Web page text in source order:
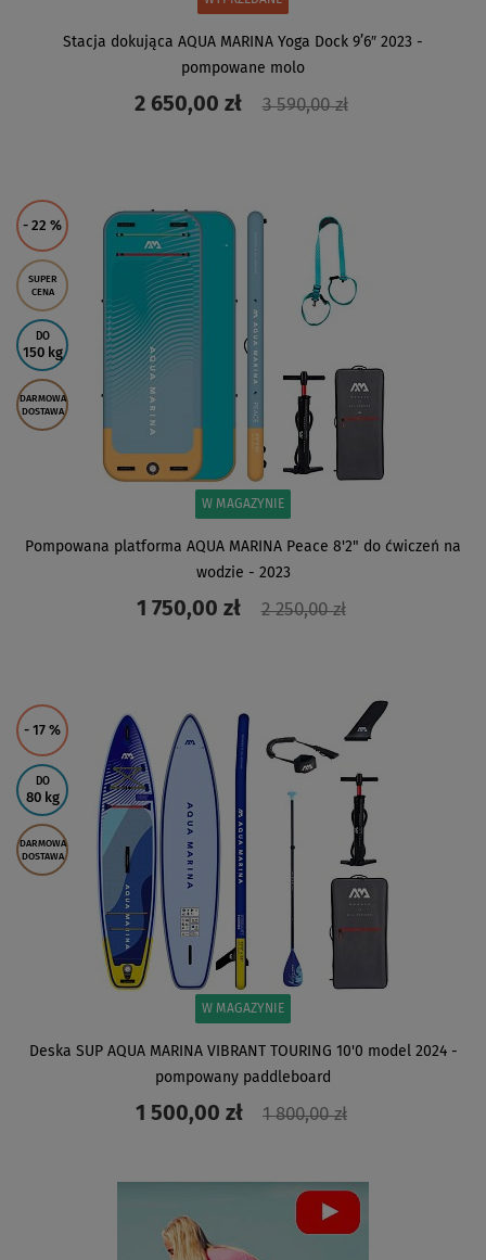
Stacja dokująca AQUA MARINA Yoga Dock 9’6″ 2023 -
pompowane molo
2 650,00 zł 3 590,00 zł
- 22 %
SUPER
CENA
DO
150 kg
DARMOWA
DOSTAWA
W MAGAZYNIE
Pompowana platforma AQUA MARINA Peace 8'2" do ćwiczeń na
wodzie - 2023
1 750,00 zł 2 250,00 zł
- 17 %
DO
80 kg
DARMOWA
DOSTAWA
W MAGAZYNIE
Deska SUP AQUA MARINA VIBRANT TOURING 10'0 model 2024 -
pompowany paddleboard
1 500,00 zł 1 800,00 zł